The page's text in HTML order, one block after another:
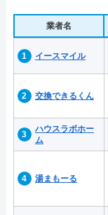
業者名
イースマイル
交換できるくん
ハウスラボホー
ム
湯まもーる